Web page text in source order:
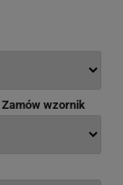
Zamów wzornik